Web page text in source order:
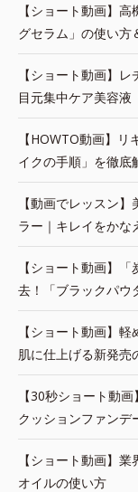
【ショート動画】
グセラム」の使い方
【ショート動画】
目元集中ケア美容液
【HOWTO動画】
イクの手順」を徹底
【動画でレッスン
ラー｜キレイをかな
【ショート動画】
去！「ブラックパウ
【ショート動画】
肌に仕上げる新発売
【30秒ショート動
クッションファンデ
【ショート動画】
オイルの使い方